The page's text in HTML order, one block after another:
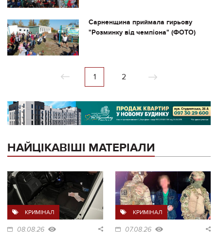
Сарненщина приймала гирьову
"Розминку від чемпіона" (ФОТО)
1 2
НАЙЦІКАВІШІ МАТЕРІАЛИ
КРИМІНАЛ
08.08.26
КРИМІНАЛ
07.08.26